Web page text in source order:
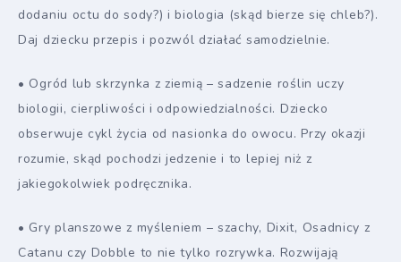
dodaniu octu do sody?) i biologia (skąd bierze się chleb?).
Daj dziecku przepis i pozwól działać samodzielnie.
• Ogród lub skrzynka z ziemią – sadzenie roślin uczy
biologii, cierpliwości i odpowiedzialności. Dziecko
obserwuje cykl życia od nasionka do owocu. Przy okazji
rozumie, skąd pochodzi jedzenie i to lepiej niż z
jakiegokolwiek podręcznika.
• Gry planszowe z myśleniem – szachy, Dixit, Osadnicy z
Catanu czy Dobble to nie tylko rozrywka. Rozwijają